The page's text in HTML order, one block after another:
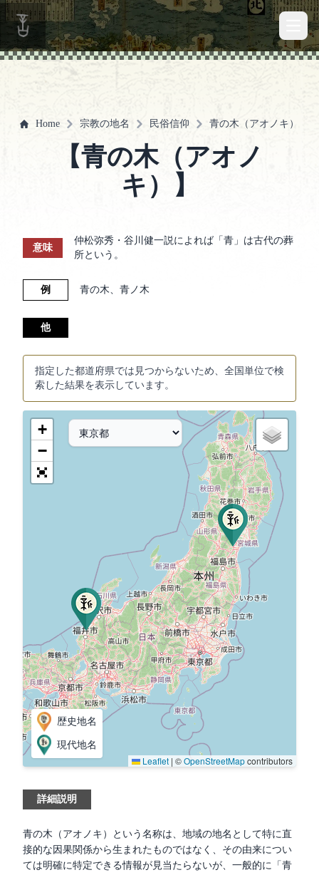
Home 宗教の地名 民俗信仰 青の木（アオノキ）
【青の木（アオノ
キ）】
意味
仲松弥秀・谷川健一説によれば「青」は古代の葬
所という。
例 青の木、青ノ木
他
指定した都道府県では見つからないため、全国単位で検
索した結果を表示しています。
歴史地名
現代地名
+
−
Leaflet | ©OpenStreetMapcontributors
詳細説明
青の木（アオノキ）という名称は、地域の地名として特に直
接的な因果関係から生まれたものではなく、その由来につい
ては明確に特定できる情報が見当たらないが、一般的に「青